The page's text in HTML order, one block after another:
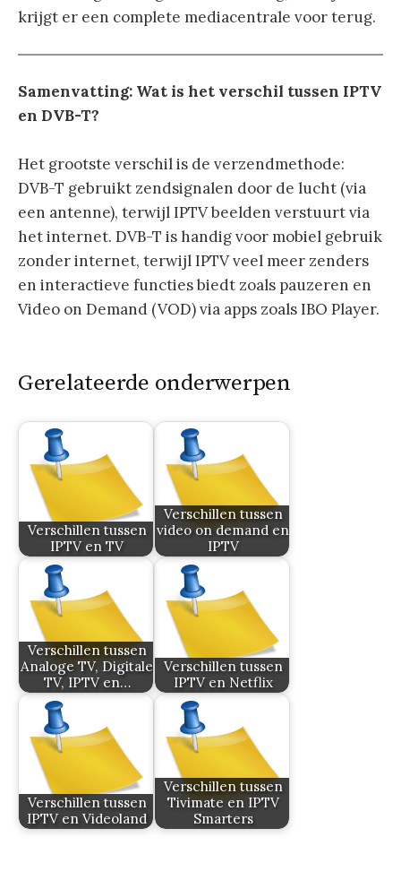
krijgt er een complete mediacentrale voor terug.
Samenvatting: Wat is het verschil tussen IPTV
en DVB-T?
Het grootste verschil is de verzendmethode:
DVB-T gebruikt zendsignalen door de lucht (via
een antenne), terwijl IPTV beelden verstuurt via
het internet. DVB-T is handig voor mobiel gebruik
zonder internet, terwijl IPTV veel meer zenders
en interactieve functies biedt zoals pauzeren en
Video on Demand (VOD) via apps zoals IBO Player.
Gerelateerde onderwerpen
Verschillen tussen
IPTV en TV
Verschillen tussen
video on demand en
IPTV
Verschillen tussen
Analoge TV, Digitale
TV, IPTV en…
Verschillen tussen
IPTV en Netflix
Verschillen tussen
IPTV en Videoland
Verschillen tussen
Tivimate en IPTV
Smarters